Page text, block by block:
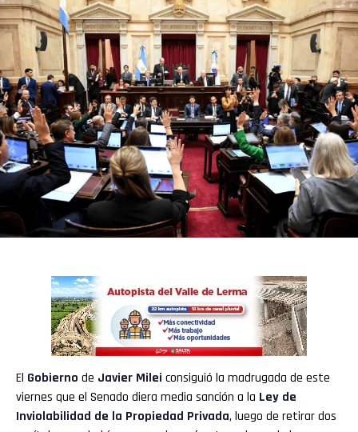
El Gobierno de Javier Milei consiguió la madrugada de este
viernes que el Senado diera media sanción a la Ley de
Inviolabilidad de la Propiedad Privada, luego de retirar dos